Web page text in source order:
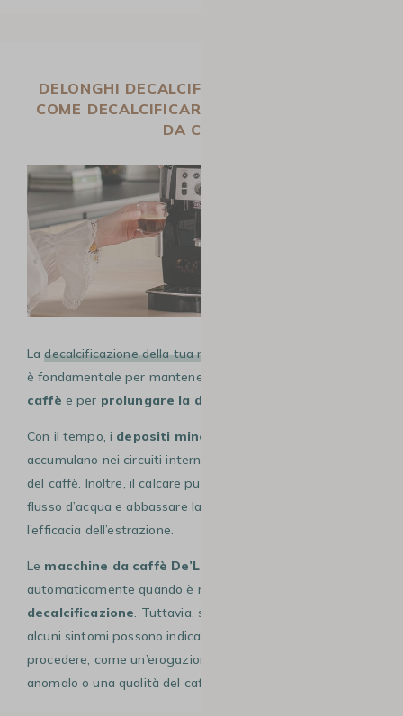
DELONGHI DECALCIFICAZIONE: PERCHÉ E
COME DECALCIFICARE LA TUA MACCHINA
DA CAFFÈ
Ladecalcificazione della tua macchina da caffè De’Longhi
è fondamentale per mantenere una
caffè e per prolungare la durata della macchina.
Con il tempo, i depositi minerali, come il calcare
accumulano nei circuiti interni, compromettendo il gusto
del caffè. Inoltre, il calcare può ostruire i condotti, ridurre il
flusso d’acqua e abbassare la pressione, diminuendo così
l’efficacia dell’estrazione.
Le macchine da caffè De’Longhi
automaticamente quando è necessario eseguire la
decalcificazione. Tuttavia, se il segnale non appare,
alcuni sintomi possono indicare che è il momento di
procedere, come un’erogazione più lenta, un rumore
anomalo o una qualità del caffè alterata.